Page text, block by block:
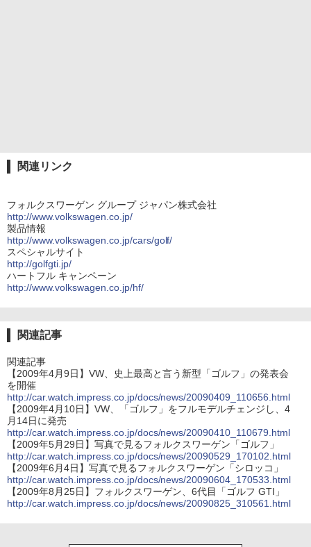
関連リンク
フォルクスワーゲン グループ ジャパン株式会社
http://www.volkswagen.co.jp/
製品情報
http://www.volkswagen.co.jp/cars/golf/
スペシャルサイト
http://golfgti.jp/
ハートフル キャンペーン
http://www.volkswagen.co.jp/hf/
関連記事
関連記事
【2009年4月9日】VW、史上最高と言う新型「ゴルフ」の発表会
を開催
http://car.watch.impress.co.jp/docs/news/20090409_110656.html
【2009年4月10日】VW、「ゴルフ」をフルモデルチェンジし、4
月14日に発売
http://car.watch.impress.co.jp/docs/news/20090410_110679.html
【2009年5月29日】写真で見るフォルクスワーゲン「ゴルフ」
http://car.watch.impress.co.jp/docs/news/20090529_170102.html
【2009年6月4日】写真で見るフォルクスワーゲン「シロッコ」
http://car.watch.impress.co.jp/docs/news/20090604_170533.html
【2009年8月25日】フォルクスワーゲン、6代目「ゴルフ GTI」
http://car.watch.impress.co.jp/docs/news/20090825_310561.html